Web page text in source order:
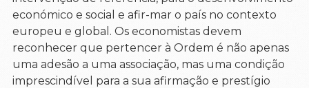
económico e social e afir-mar o país no contexto
europeu e global. Os economistas devem
reconhecer que pertencer à Ordem é não apenas
uma adesão a uma associação, mas uma condição
imprescindível para a sua afirmação e prestígio